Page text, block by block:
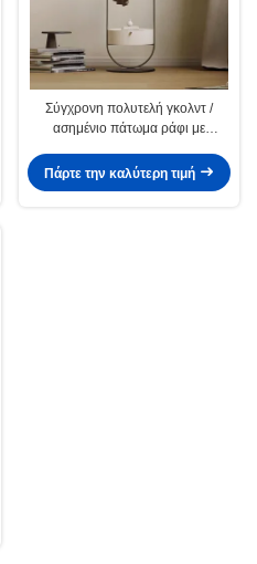
Σύγχρονη πολυτελή γκολντ /
ασημένιο πάτωμα ράφι με
Πάρτε την καλύτερη τιμή